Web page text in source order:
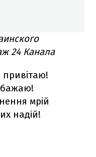
24 Канала
привітаю!
мрій
надій!